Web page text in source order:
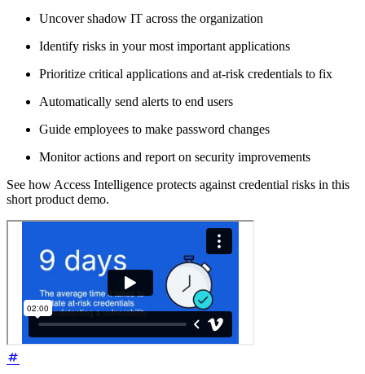
Uncover shadow IT across the organization
Identify risks in your most important applications
Prioritize critical applications and at-risk credentials to fix
Automatically send alerts to end users
Guide employees to make password changes
Monitor actions and report on security improvements
See how Access Intelligence protects against credential risks in this
short product demo.